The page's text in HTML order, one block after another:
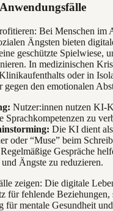
Bei Menschen im
Ängsten bieten
geschützte Spielwiese,
In medizinischen
oder in
den emotionalen
Nutzer:innen nutzen KI-
Sprachkompetenzen zu
Die KI dient
oder “Muse” beim
Regelmäßige Gespräche
Ängste zu reduzieren.
zeigen: Die digitale
für fehlende Beziehungen,
für mentale Gesundheit und